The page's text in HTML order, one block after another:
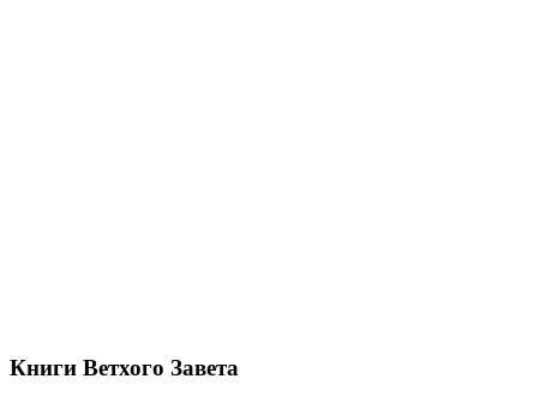
Книги Ветхого Завета